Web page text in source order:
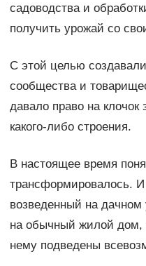
садоводства и
получить урожай со
С этой целью
сообщества и
давало право на
какого-либо строения.
В настоящее время
трансформировалось.
возведенный на дачном
на обычный жилой дом,
нему подведены